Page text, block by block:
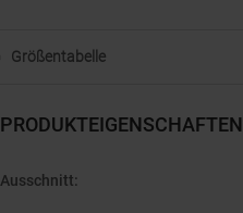
Größentabelle
PRODUKTEIGENSCHAFTEN
Ausschnitt: